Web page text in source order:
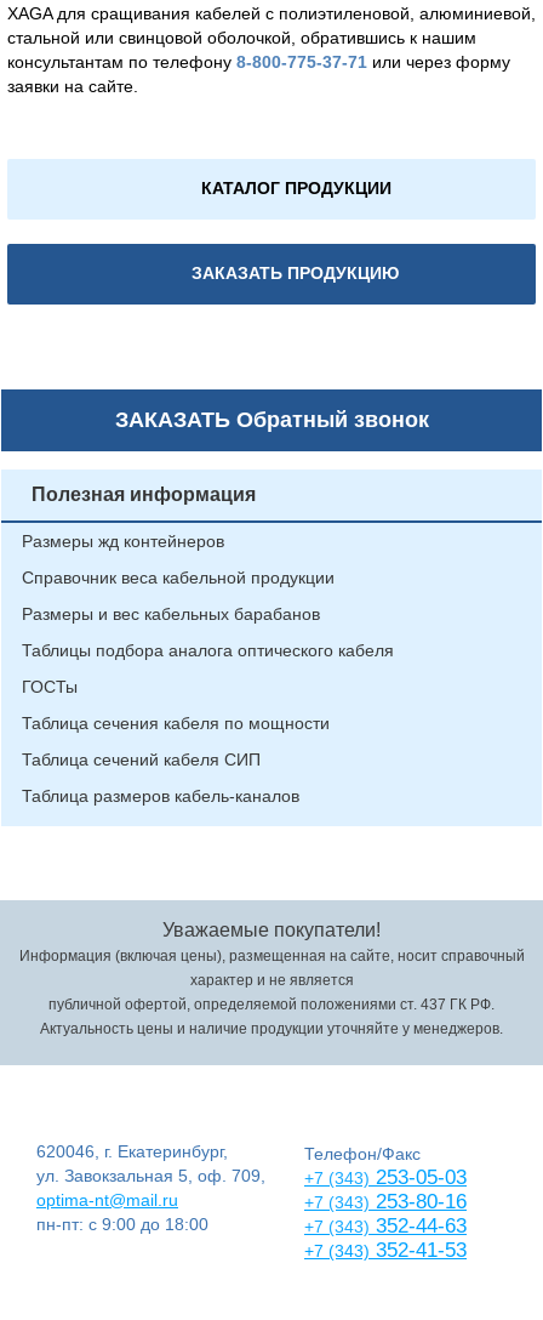
XAGA для сращивания кабелей с полиэтиленовой, алюминиевой,
стальной или свинцовой оболочкой, обратившись к нашим
консультантам по телефону 8-800-775-37-71 или через форму
заявки на сайте.
КАТАЛОГ ПРОДУКЦИИ
ЗАКАЗАТЬ ПРОДУКЦИЮ
ЗАКАЗАТЬОбратный звонок
Полезная информация
Размеры жд контейнеров
Справочник веса кабельной продукции
Размеры и вес кабельных барабанов
Таблицы подбора аналога оптического кабеля
ГОСТы
Таблица сечения кабеля по мощности
Таблица сечений кабеля СИП
Таблица размеров кабель-каналов
Уважаемые покупатели!
Информация (включая цены), размещенная на сайте, носит справочный
характер и не является
публичной офертой, определяемой положениями ст. 437 ГК РФ.
Актуальность цены и наличие продукции уточняйте у менеджеров.
620046, г. Екатеринбург,
ул. Завокзальная 5, оф. 709,
optima-nt@mail.ru
пн-пт: с 9:00 до 18:00
Телефон/Факс
+7 (343) 253-05-03
+7 (343) 253-80-16
+7 (343) 352-44-63
+7 (343) 352-41-53